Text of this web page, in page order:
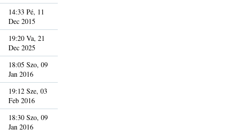
14:33 Pé, 11
Dec 2015
19:20 Va, 21
Dec 2025
18:05 Szo, 09
Jan 2016
19:12 Sze, 03
Feb 2016
18:30 Szo, 09
Jan 2016